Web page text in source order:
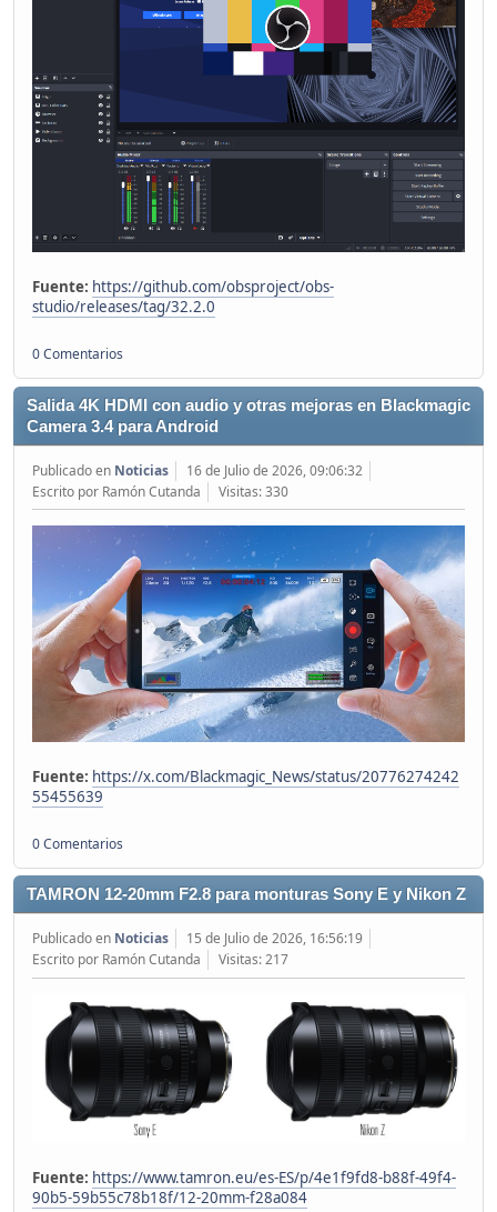
Fuente: https://github.com/obsproject/obs-
studio/releases/tag/32.2.0
0 Comentarios
Salida 4K HDMI con audio y otras mejoras en Blackmagic
Camera 3.4 para Android
Publicado en Noticias
16 de Julio de 2026, 09:06:32
Escrito por Ramón Cutanda
Visitas: 330
Fuente: https://x.com/Blackmagic_News/status/20776274242
55455639
0 Comentarios
TAMRON 12-20mm F2.8 para monturas Sony E y Nikon Z
Publicado en Noticias
15 de Julio de 2026, 16:56:19
Escrito por Ramón Cutanda
Visitas: 217
Fuente: https://www.tamron.eu/es-ES/p/4e1f9fd8-b88f-49f4-
90b5-59b55c78b18f/12-20mm-f28a084